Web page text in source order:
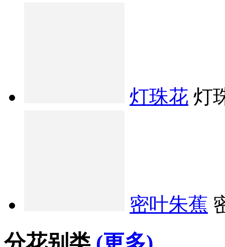
灯珠花 灯
密叶朱蕉